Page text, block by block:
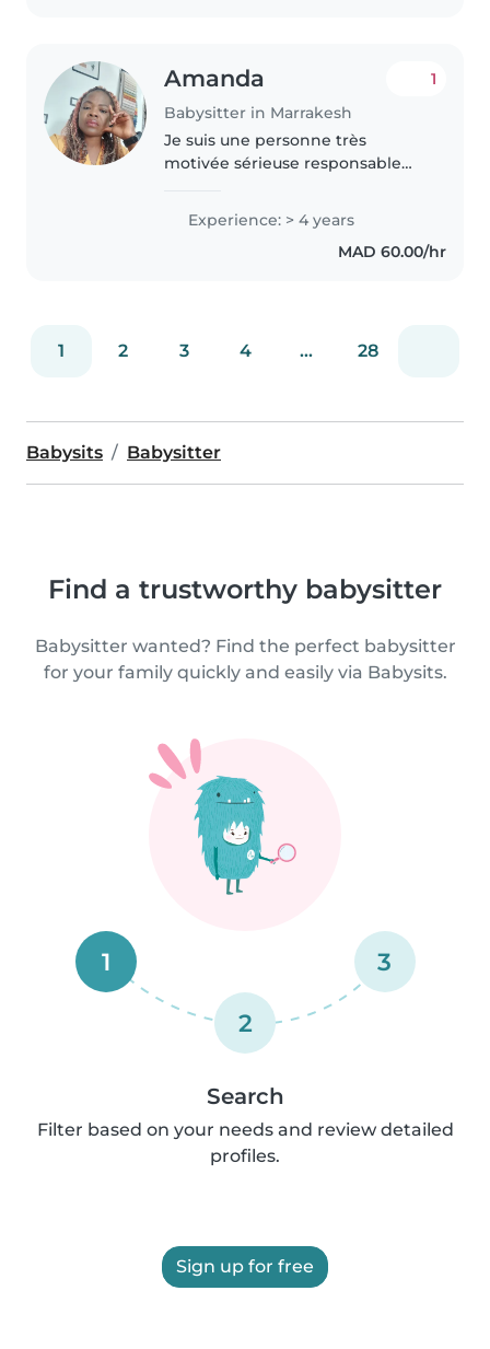
Amanda
Babysitter in Marrakesh
1
Je suis une personne très
motivée sérieuse responsable
facilement et j'adore les enfants.
Être en compagnie des enfants
est une passion.pour les
Experience: > 4 years
MAD 60.00/hr
1 2 3 4 ... 28
Babysits Babysitter
Find a trustworthy babysitter
Babysitter wanted? Find the perfect babysitter
for your family quickly and easily via Babysits.
1
2
3
Search
Filter based on your needs and review detailed
profiles.
Sign up for free